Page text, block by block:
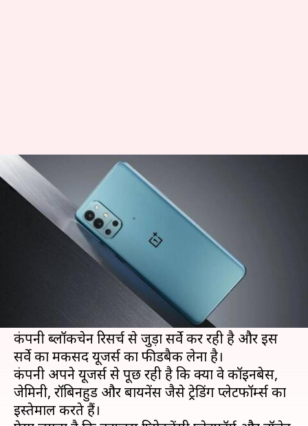
वनप्लस जल्द ला सकती है क्रिप्टोकरेंसी
वॉलेट, सर्वे में मिले संकेत
प्राणेश तिवारी Jun 02, 2021
बिटकॉइन और इससे जुड़ा क्रिप्टोकरेंसी मार्केट तेजी से बढ़ा
है और चाइनीज टेक कंपनी वनप्लस भी इसका हिस्सा बन
कंपनी ब्लॉकचेन रिसर्च से जुड़ा सर्वे कर रही है और इस
सर्वे का मकसद यूजर्स का फीडबैक लेना है।
कंपनी अपने यूजर्स से पूछ रही है कि क्या वे कॉइनबेस,
जेमिनी, रॉबिनहुड और बायनेंस जैसे ट्रेडिंग प्लेटफॉर्म्स का
इस्तेमाल करते हैं।